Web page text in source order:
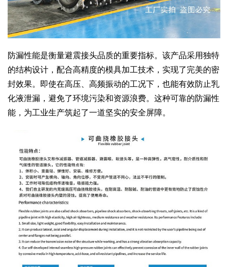
防漏性能是衡量避震接头品质的重要指标。该产品采用独特
的结构设计，配合高精度的模具加工技术，实现了完美的密
封效果。即使在高压、高频振动的工况下，也能有效防止乳
化液泄漏，避免了环境污染和资源浪费。这种可靠的防漏性
能，为工业生产筑起了一道坚实的安全屏障。